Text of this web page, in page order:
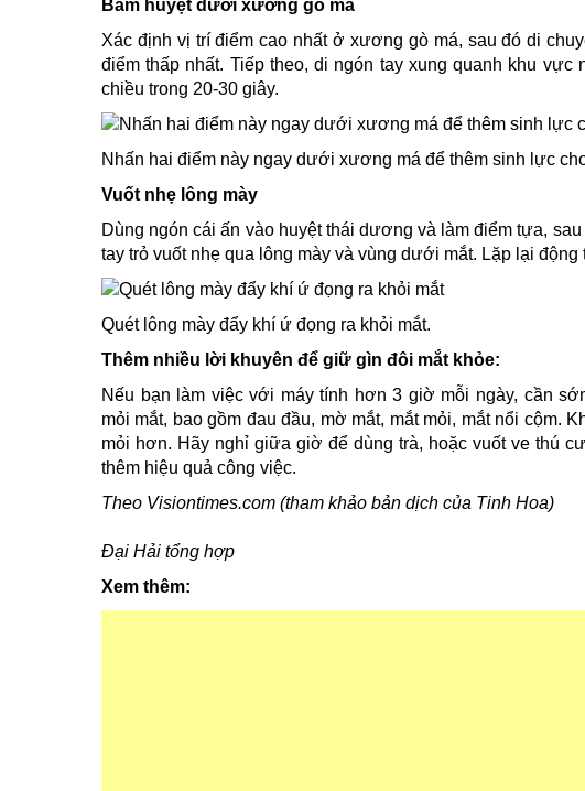
Bấm huyệt dưới xương gò má
Xác định vị trí điểm cao nhất ở xương gò má, sau đó di
điểm thấp nhất. Tiếp theo, di ngón tay xung quanh khu vực
chiều trong 20-30 giây.
Nhấn hai điểm này ngay dưới xương má để thêm sinh lực
Vuốt nhẹ lông mày
Dùng ngón cái ấn vào huyệt thái dương và làm điểm tựa,
tay trỏ vuốt nhẹ qua lông mày và vùng dưới mắt. Lặp lại động
Quét lông mày đẩy khí ứ đọng ra khỏi mắt.
Thêm nhiều lời khuyên để giữ gìn đôi mắt khỏe:
Nếu bạn làm việc với máy tính hơn 3 giờ mỗi ngày, cần
mỏi mắt, bao gồm đau đầu, mờ mắt, mắt mỏi, mắt nổi cộm.
mỏi hơn. Hãy nghỉ giữa giờ để dùng trà, hoặc vuốt ve thú
thêm hiệu quả công việc.
Theo Visiontimes.com (tham khảo bản dịch của Tinh Hoa)
Đại Hải tổng hợp
Xem thêm: